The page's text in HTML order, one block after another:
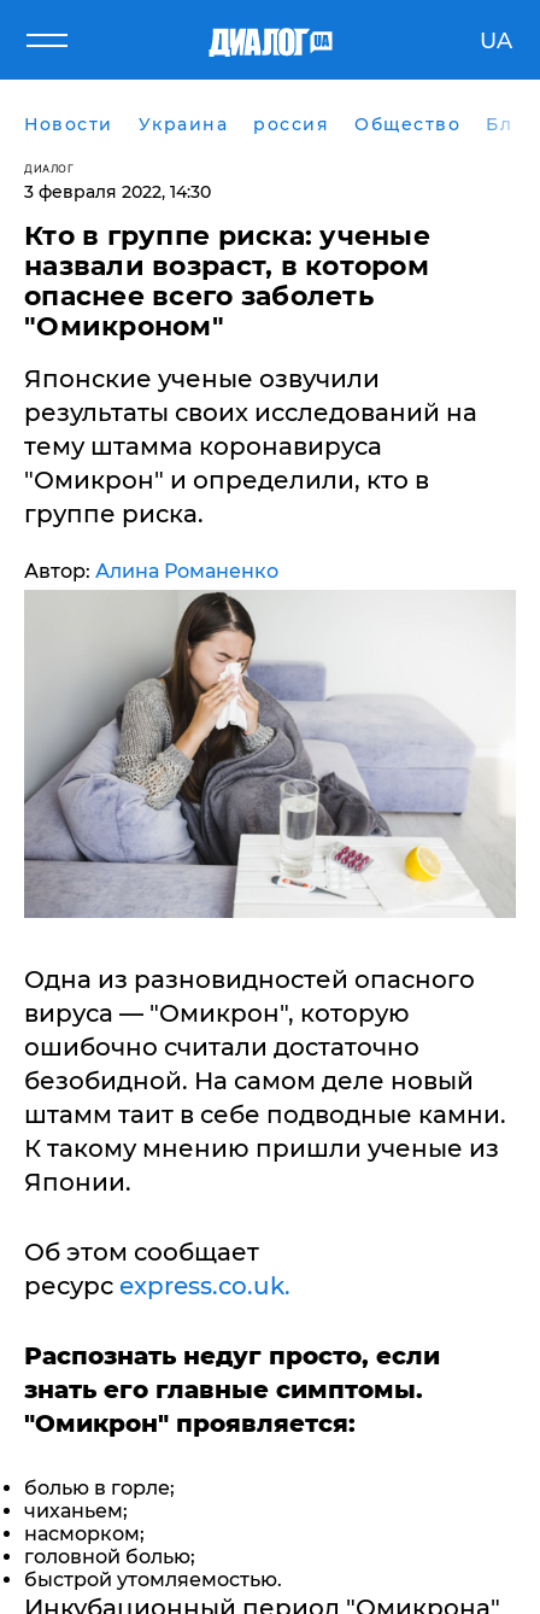
UA
Новости Украина россия Общество
ДИАЛОГ
3 февраля 2022, 14:30
Кто в группе риска: ученые
назвали возраст, в котором
опаснее всего заболеть
"Омикроном"
Японские ученые озвучили
результаты своих исследований на
тему штамма коронавируса
"Омикрон" и определили, кто в
группе риска.
Автор: Алина Романенко
Одна из разновидностей опасного
вируса — "Омикрон", которую
ошибочно считали достаточно
безобидной. На самом деле новый
штамм таит в себе подводные камни.
К такому мнению пришли ученые из
Японии.
Об этом сообщает
ресурс express.co.uk.
Распознать недуг просто, если
знать его главные симптомы.
"Омикрон" проявляется:
болью в горле;
чиханьем;
насморком;
головной болью;
быстрой утомляемостью.
Инкубационный период "Омикрона"